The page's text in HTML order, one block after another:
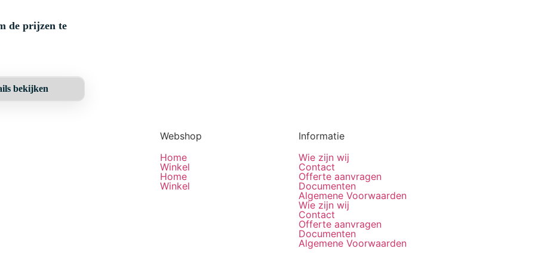
vrije
en
perfecte
hiermee
de prijzen te
bekijken
Webshop
Home
Winkel
Home
Winkel
Informatie
Wie zijn wij
Contact
Offerte aanvragen
Documenten
Algemene Voorwaarden
Wie zijn wij
Contact
Offerte aanvragen
Documenten
Algemene Voorwaarden